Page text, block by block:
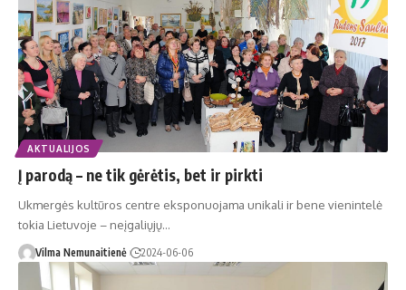
AKTUALIJOS
Į parodą – ne tik gėrėtis, bet ir pirkti
Ukmergės kultūros centre eksponuojama unikali ir bene vienintelė
tokia Lietuvoje – neįgaliųjų…
Vilma Nemunaitienė 2024-06-06